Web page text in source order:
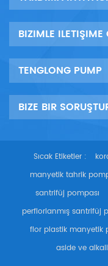
BIZIMLE ILETIŞIME
TENGLONG PUMP
BIZE BIR
Sıcak Etiketler :
manyetik tahrik
santrifüj pompası
perflorlanmış santrifüj
flor plastik manyetik
aside ve